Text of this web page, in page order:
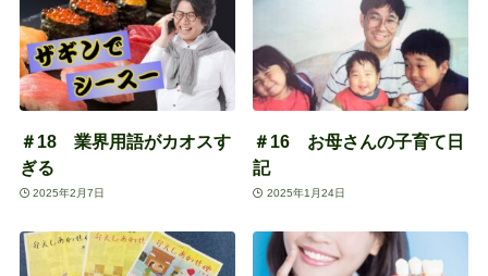
＃18 業界用語がカオスす
ぎる
2025年2月7日
＃16 お母さんの子育て日
記
2025年1月24日